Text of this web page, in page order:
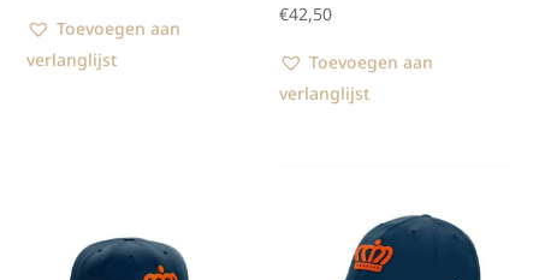
Toevoegen aan
verlanglijst
€42,50
Toevoegen aan
verlanglijst